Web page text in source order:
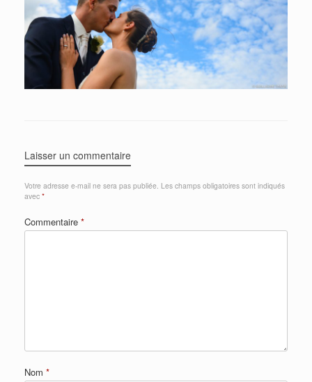
Laisser un commentaire
Votre adresse e-mail ne sera pas publiée. Les champs obligatoires sont indiqués
avec *
Commentaire *
Nom *